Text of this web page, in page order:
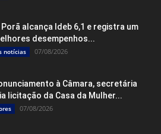
alcança Ideb 6,1 e registra um
desempenhos...
notícias 07/08/2026
à Câmara, secretária
licitação da Casa da Mulher...
07/08/2026